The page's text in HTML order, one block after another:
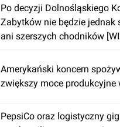
Po decyzji Dolnośląskiego
Zabytków nie będzie jednak
ani szerszych chodników
Amerykański koncern
zwiększy moce produkcyjne
PepsiCo oraz logistyczny